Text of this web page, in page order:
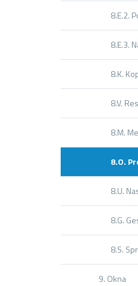
8.E.2.
8.E.3.
8.K.
8.V.
8.M.
8.O.
8.U.
8.G.
8.S.
9. Okna